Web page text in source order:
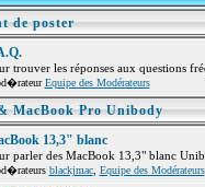
de poster
trouver les réponses aux questions
Equipe des Modérateurs
MacBook Pro Unibody
13,3" blanc
parler des MacBook 13,3" blanc
blackjmac, Equipe des Modérateurs